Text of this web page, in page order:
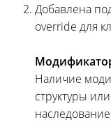
Добавлена
override для
Наличие
структуры
наследование